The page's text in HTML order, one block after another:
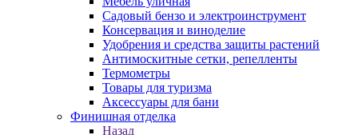
Садовый бензо и электроинструмент
Консервация и виноделие
Удобрения и средства защиты растений
Антимоскитные сетки, репелленты
Термометры
Товары для туризма
Аксессуары для бани
Финишная отделка
Назад